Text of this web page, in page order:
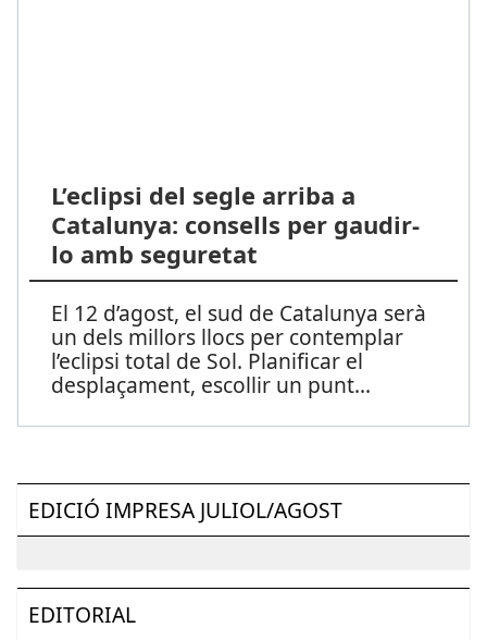
L’eclipsi del segle arriba a
Catalunya: consells per gaudir-
lo amb seguretat
El 12 d’agost, el sud de Catalunya serà
un dels millors llocs per contemplar
l’eclipsi total de Sol. Planificar el
desplaçament, escollir un punt...
EDICIÓ IMPRESA JULIOL/AGOST
EDITORIAL